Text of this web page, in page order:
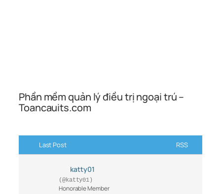
Phần mềm quản lý điều trị ngoại trú –
Toancauits.com
Last Post RSS
katty01
(@katty01)
Honorable Member